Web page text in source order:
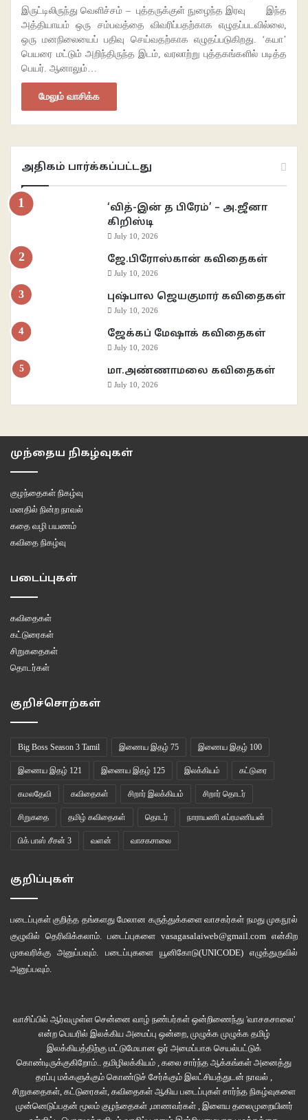
இருட்டிலிருந்து வெளிச்சம் – புத்தருக்குள் நுழைந்த இரவு இந்த
அத்தியாயம் ஒரு சம்பவத்தை விவரிப்பதற்காக எழுதப்படவில்லை,
ஒரு மனநிலையைப் பதிவு செய்வதற்காக எழுதப்படுகிறது. ‘கயா’
பெயரை மட்டும் அறிந்திருந்த இடம், வரலாற்று புத்தகங்களில் படித்த
பெயர். ஆனாலும்…
மேலும் வாசிக்க
அதிகம் பார்க்கப்பட்டது
‘வித்-இன் த பிரேம்’ – அ.ஜீனா
கிறிஸ்டி
July 10, 2026
ஜே.பிரோஸ்கான் கவிதைகள்
July 10, 2026
புஷ்பால ஜெயகுமார் கவிதைகள்
July 10, 2026
ஜேக்கப் மேஷாக் கவிதைகள்
July 10, 2026
மா.அண்ணாமலை கவிதைகள்
July 10, 2026
முந்தைய நிகழ்வுகள்
குழந்தைகள் நிகழ்வு
மனதில் நின்ற நாவல்
கதை வழி பயணம்
கவிதை நிகழ்வு
படைப்புகள்
கவிதைகள்
கட்டுரைகள்
சிறுகதைகள்
தொடர்கள்
குறிச்சொற்கள்
Big Boss Season 3 Tamil இணைய இதழ் 75 இணைய இதழ் 100
இணைய இதழ் 121 இணைய இதழ் 125 இலக்கியம் கட்டுரை
கமலதேவி கவிதைகள் சிறார் இலக்கியம் சிறார் தொடர்
சிறுகதை தமிழ் கவிதைகள் தொடர் நாராயணி சுப்ரமணியன்
பிக் பாஸ் சீசன் 3 வளன் வாசகசாலை
குறிப்புகள்
படைப்புகள் குறித்த தங்களது மேலான கருத்துக்களை வாசகர்கள் நமது முகநூல்
குழுவில் தெரிவிக்கலாம். படைப்புகளை vasagasalaiweb@gmail.com என்கிற
முகவரிக்கு அனுப்பவும். படைப்புகளை யூனிகோடு(UNICODE)எழுத்துருவில்
அனுப்பவும்.
வாசிப்பில் ஆர்வமுள்ள சென்னை வாழ் நண்பர்கள் ஒன்றிணைந்து 'வாசகசாலை'
என்ற பெயரில் இலக்கிய அமைப்பு ஒன்றை, முழுக்க முழுக்க தமிழ்
இலக்கியத்திற்கு மட்டுமேயான ஓர் அமைப்பாக செயல்பட்டுக்
கொண்டிருக்குகிறோம்.. தமிழிலக்கியம் , கலை சார்ந்த ஆக்கங்கள் அனைத்து
தரப்பு மக்களுக்கும் கொண்டுச் சேர்க்கும் இலட்சியத்துடன் நாவல் ,
சிறுகதைகள், கட்டுரைகள், கவிதைகள் ஆகிய படைப்புகள் சார்ந்த நிகழ்வுகளை
முன்னெடுப்பதன் மூலம் குழந்தைகள் ,மாணவர்கள் , இளைய தலைமுறையினர்